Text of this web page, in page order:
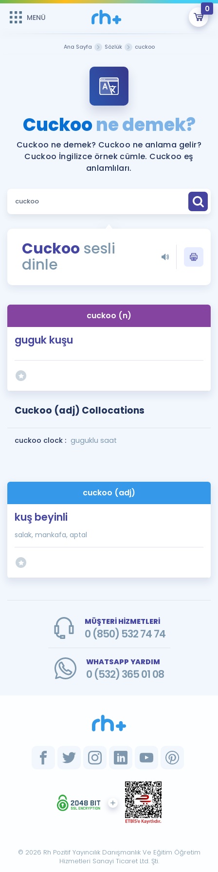
MENÜ
0
ÜYE DEĞİLİM
Sepetin Şu An Boş.
Remzi Hoca ile seni sınava hazırlayacak onlarca eğitim seni
bekliyor!
MENÜ
Faydalı Araçlar
Sözlük
Rehberlik Aracı
ÖSYM Sınav Takvimi
İngilizce Gramer
Hakkımızda
Ana Sayfa Sözlük cuckoo
Cuckoone demek?
Cuckoo ne demek? Cuckoo ne anlama gelir?
Cuckoo İngilizce örnek cümle. Cuckoo eş
anlamlıları.
Cuckoo sesli
dinle
cuckoo (n)
guguk kuşu
Cuckoo (adj) Collocations
cuckoo clock : guguklu saat
cuckoo (adj)
kuş beyinli
salak, mankafa, aptal
MÜŞTERİ HİZMETLERİ
0 (850) 532 74 74
WHATSAPP YARDIM
0 (532) 365 01 08
© 2026 Rh Pozitif Yayıncılık Danışmanlık Ve Eğitim Öğretim
Hizmetleri Sanayi Ticaret Ltd. Şti.